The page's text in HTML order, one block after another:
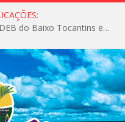
Igarapé-Miri conquista o melhor IDEB do Baixo Tocantins e avança na qualidade da educação pública